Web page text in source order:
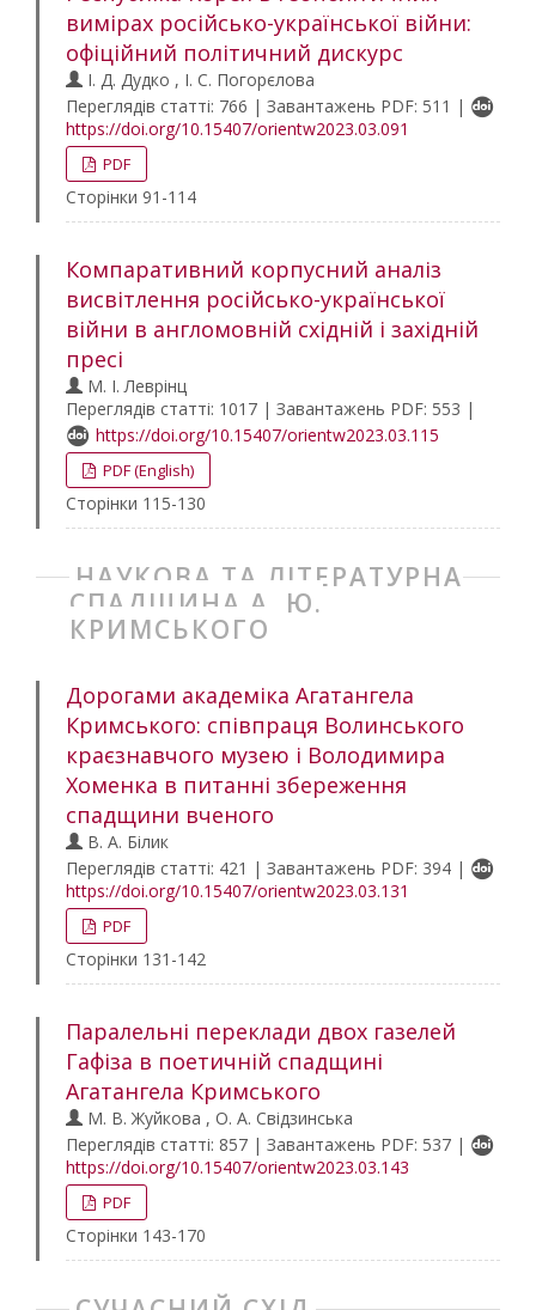
вимірах російсько-української війни:
офіційний політичний дискурс
І. Д. Дудко , І. С. Погорєлова
Переглядів статті: 766 | Завантажень PDF: 511 |
https://doi.org/10.15407/orientw2023.03.091
PDF
Сторінки 91-114
Компаративний корпусний аналіз
висвітлення російсько-української
війни в англомовній східній і західній
пресі
М. І. Леврінц
Переглядів статті: 1017 | Завантажень PDF: 553 |
https://doi.org/10.15407/orientw2023.03.115
PDF (English)
Сторінки 115-130
НАУКОВА ТА ЛІТЕРАТУРНА
СПАДЩИНА А. Ю.
КРИМСЬКОГО
Дорогами академіка Агатангела
Кримського: співпраця Волинського
краєзнавчого музею і Володимира
Хоменка в питанні збереження
спадщини вченого
В. А. Білик
Переглядів статті: 421 | Завантажень PDF: 394 |
https://doi.org/10.15407/orientw2023.03.131
PDF
Сторінки 131-142
Паралельні переклади двох газелей
Гафіза в поетичній спадщині
Агатангела Кримського
М. В. Жуйкова , О. А. Свідзинська
Переглядів статті: 857 | Завантажень PDF: 537 |
https://doi.org/10.15407/orientw2023.03.143
PDF
Сторінки 143-170